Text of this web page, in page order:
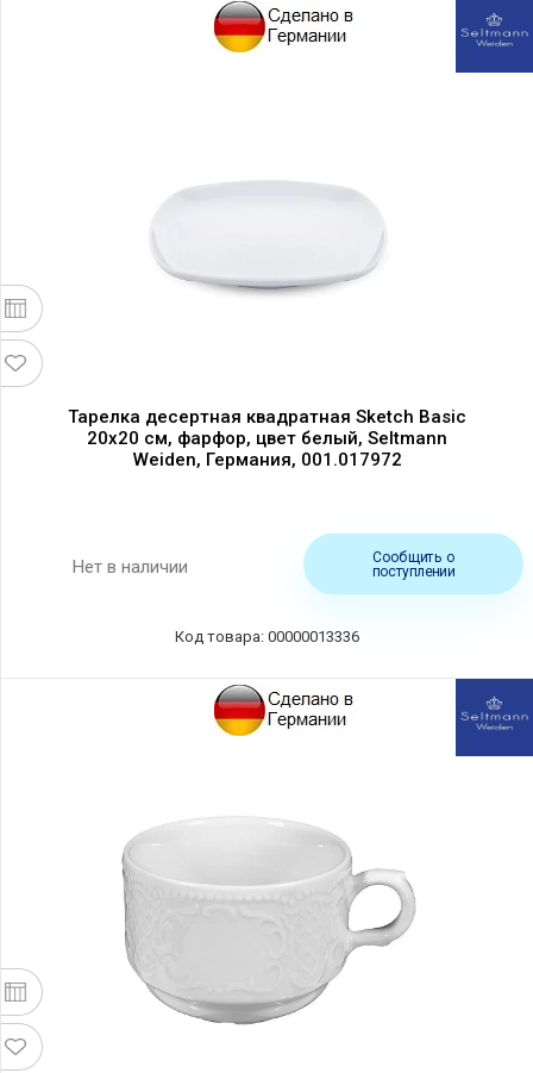
Тарелка десертная квадратная Sketch Basic
20х20 см, фарфор, цвет белый, Seltmann
Weiden, Германия, 001.017972
Нет в наличии
Сообщить о
поступлении
Код товара: 00000013336